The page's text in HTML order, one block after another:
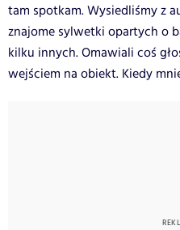
tam spotkam. Wysiedliśmy z
znajome sylwetki opartych o
kilku innych. Omawiali coś
wejściem na obiekt. Kiedy